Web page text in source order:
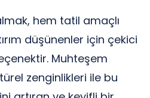
hem tatil amaçlı
düşünenler için çekici
Muhteşem
zenginlikleri ile bu